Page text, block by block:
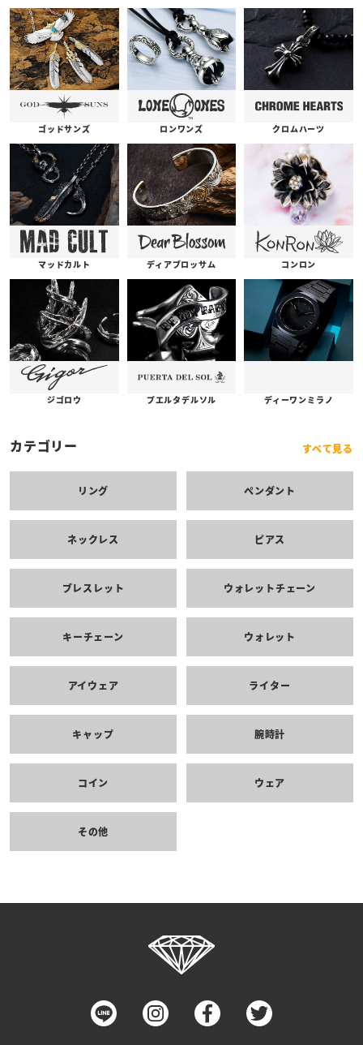
ゴッドサンズ ロンワンズ クロムハーツ
マッドカルト ディアブロッサム コンロン
ジゴロウ プエルタデルソル ディーワンミラノ
カテゴリー すべて見る
リング ペンダント
ネックレス ピアス
ブレスレット ウォレットチェーン
キーチェーン ウォレット
アイウェア ライター
キャップ 腕時計
コイン ウェア
その他